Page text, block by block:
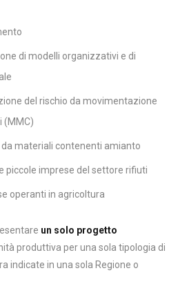
di modelli organizzativi e di
del rischio da movimentazione
(MMC)
materiali contenenti amianto
piccole imprese del settore rifiuti
operanti in agricoltura
un solo progetto
produttiva per una sola tipologia di
indicate in una sola Regione o